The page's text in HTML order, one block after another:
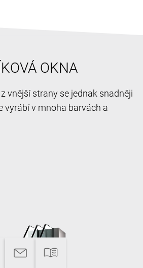
OKNA
vnější strany se jednak snadněji
vyrábí v mnoha barvách a